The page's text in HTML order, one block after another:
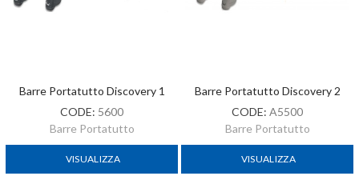
Barre Portatutto Discovery 1
CODE: 5600
Barre Portatutto
VISUALIZZA
Barre Portatutto Discovery 2
CODE: A5500
Barre Portatutto
VISUALIZZA